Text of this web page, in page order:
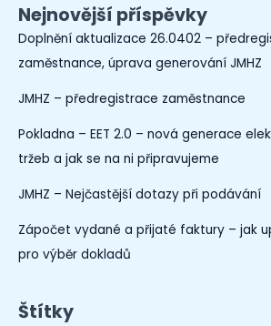
Nejnovější příspěvky
Doplnění aktualizace 26.0402 –
zaměstnance, úprava generování JMHZ
JMHZ – předregistrace zaměstnance
Pokladna – EET 2.0 – nová generace
tržeb a jak se na ni připravujeme
JMHZ – Nejčastější dotazy při podávání
Zápočet vydané a přijaté faktury – jak
pro výběr dokladů
Štítky